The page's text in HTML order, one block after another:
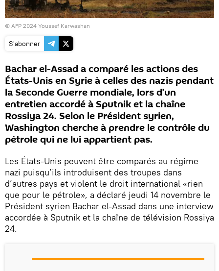
© AFP 2024 Youssef Karwashan
S'abonner
Bachar el-Assad a comparé les actions des
États-Unis en Syrie à celles des nazis pendant
la Seconde Guerre mondiale, lors d’un
entretien accordé à Sputnik et la chaîne
Rossiya 24. Selon le Président syrien,
Washington cherche à prendre le contrôle du
pétrole qui ne lui appartient pas.
Les États-Unis peuvent être comparés au régime
nazi puisqu’ils introduisent des troupes dans
d’autres pays et violent le droit international «rien
que pour le pétrole», a déclaré jeudi 14 novembre le
Président syrien Bachar el-Assad dans une interview
accordée à Sputnik et la chaîne de télévision Rossiya
24.